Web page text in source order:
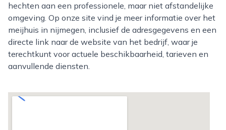
hechten aan een professionele, maar niet afstandelijke
omgeving. Op onze site vind je meer informatie over het
meijhuis in nijmegen, inclusief de adresgegevens en een
directe link naar de website van het bedrijf, waar je
terechtkunt voor actuele beschikbaarheid, tarieven en
aanvullende diensten.